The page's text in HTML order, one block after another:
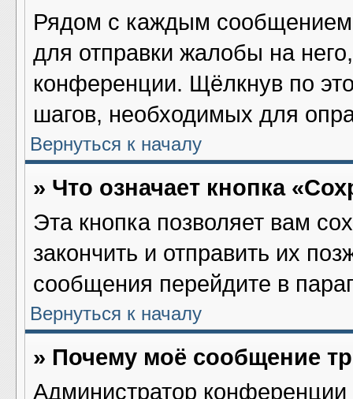
Рядом с каждым сообщением
для отправки жалобы на
конференции. Щёлкнув по
шагов, необходимых для
Вернуться к началу
» Что означает кнопка
Эта кнопка позволяет вам
закончить и отправить их
сообщения перейдите в
Вернуться к началу
» Почему моё сообщение
Администратор